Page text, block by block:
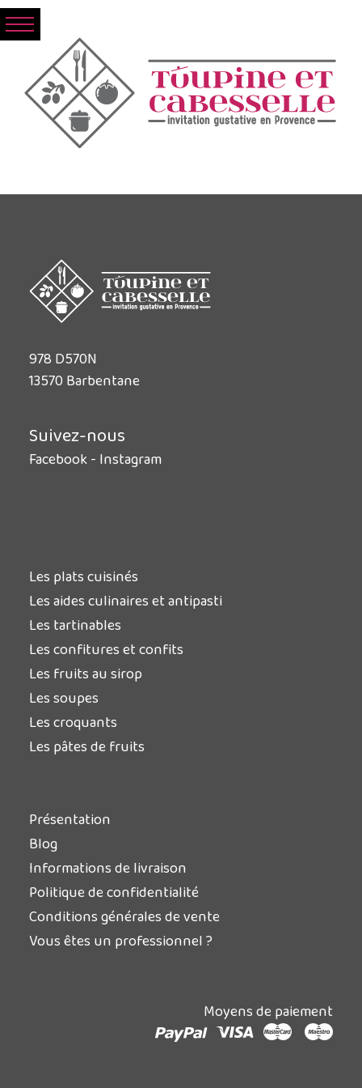
978 D570N
13570 Barbentane
Suivez-nous
Facebook- Instagram
Les plats cuisinés
Les aides culinaires et antipasti
Les tartinables
Les confitures et confits
Les fruits au sirop
Les soupes
Les croquants
Les pâtes de fruits
Présentation
Blog
Informations de livraison
Politique de confidentialité
Conditions générales de vente
Vous êtes un professionnel ?
Moyens de paiement